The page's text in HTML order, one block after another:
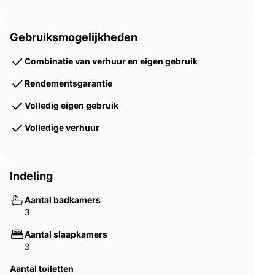
Gebruiksmogelijkheden
Combinatie van verhuur en eigen gebruik
Rendementsgarantie
Volledig eigen gebruik
Volledige verhuur
Indeling
Aantal badkamers
3
Aantal slaapkamers
3
Aantal toiletten